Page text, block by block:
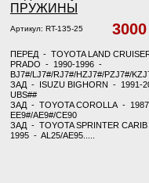
ПРУЖИНЫ
Артикул: RT-135-25
ПЕРЕД - TOYOTA LAND
PRADO - 1990-1996 -
BJ7#/LJ7#/RJ7#/HZJ7#/PZJ7#/
ЗАД - ISUZU BIGHORN - 1991-
UBS##
ЗАД - TOYOTA COROLLA -
EE9#/AE9#/CE90
ЗАД - TOYOTA SPRINTER
1995 - AL25/AE95.....